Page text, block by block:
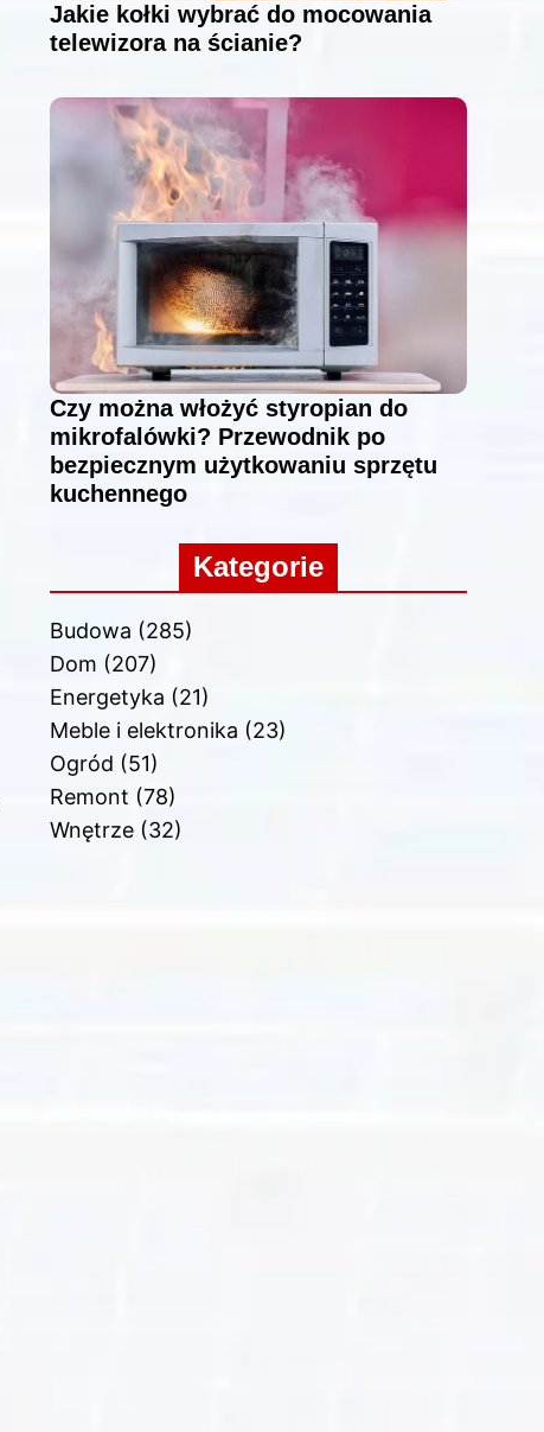
Jakie kołki wybrać do mocowania
telewizora na ścianie?
Czy można włożyć styropian do
mikrofalówki? Przewodnik po
bezpiecznym użytkowaniu sprzętu
kuchennego
Kategorie
Budowa (285)
Dom (207)
Energetyka (21)
Meble i elektronika (23)
Ogród (51)
Remont (78)
Wnętrze(32)